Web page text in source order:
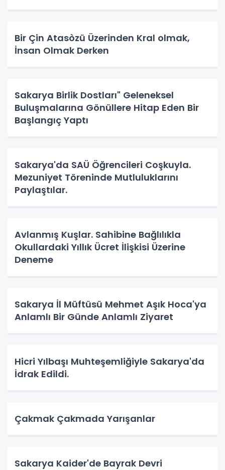
Bir Çin Atasòzü Üzerinden Kral olmak,
İnsan Olmak Derken
Sakarya Birlik Dostları" Geleneksel
Buluşmalarına Gönüllere Hitap Eden Bir
Başlangıç Yaptı
Sakarya'da SAÜ Öğrencileri Coşkuyla.
Mezuniyet Töreninde Mutluluklarını
Paylaştılar.
Avlanmış Kuşlar. Sahibine Bağlılıkla
Okullardaki Yıllık Ücret İlişkisi Üzerine
Deneme
Sakarya İl Müftüsü Mehmet Aşık Hoca'ya
Anlamlı Bir Günde Anlamlı Ziyaret
Hicri Yılbaşı Muhteşemliğiyle Sakarya'da
İdrak Edildi.
Çakmak Çakmada Yarışanlar
Sakarya Kaider'de Bayrak Devri